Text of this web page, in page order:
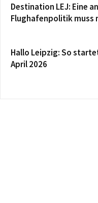
Destination LEJ: Eine
Flughafenpolitik muss
Hallo Leipzig: So
April 2026